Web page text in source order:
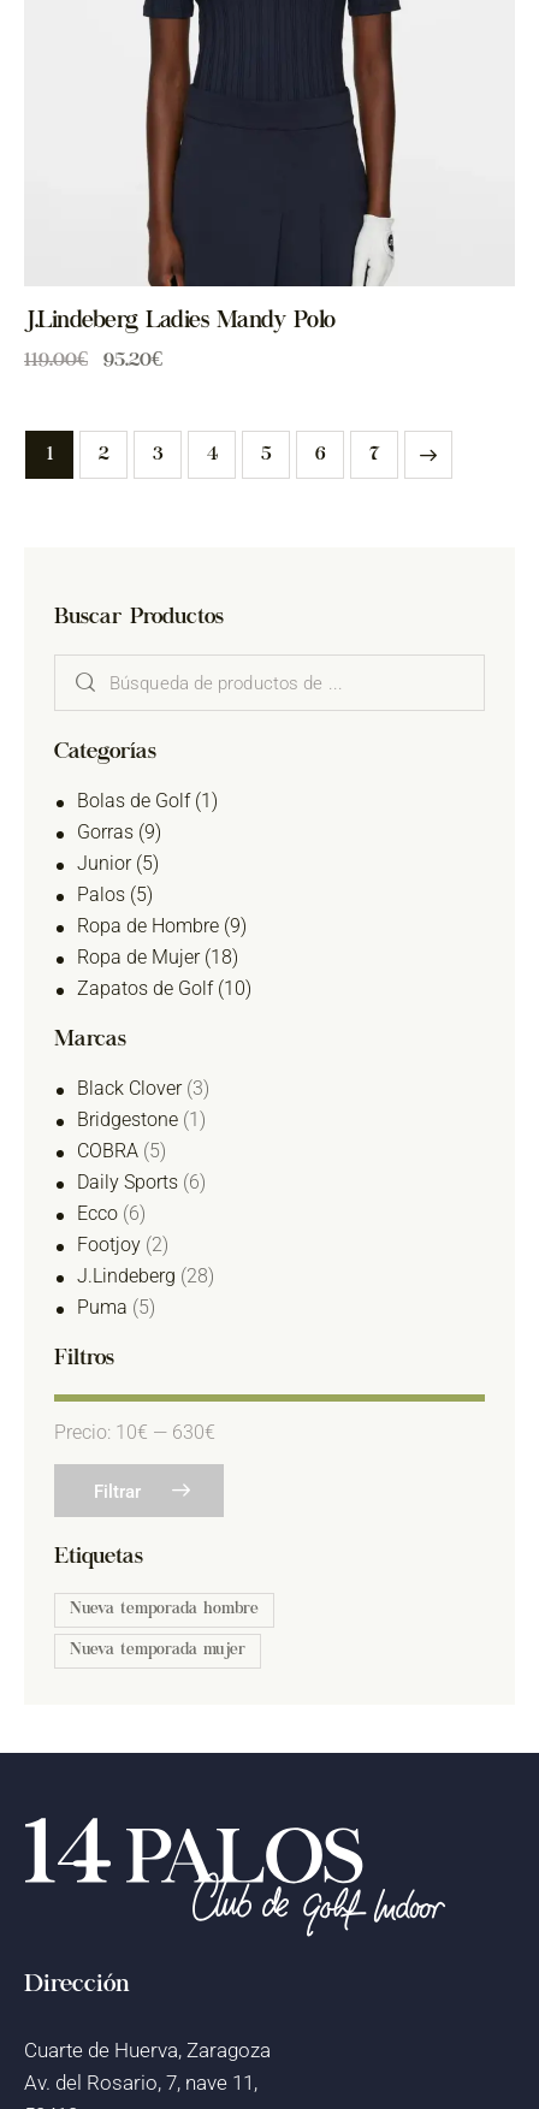
J.Lindeberg Ladies Mandy Polo
119.00€ 95.20€
1 2 3 4 5 6 7
→
Buscar Productos
Categorías
Bolas de Golf (1)
Gorras (9)
Junior (5)
Palos (5)
Ropa de Hombre (9)
Ropa de Mujer (18)
Zapatos de Golf (10)
Marcas
Black Clover (3)
Bridgestone (1)
COBRA (5)
Daily Sports (6)
Ecco (6)
Footjoy (2)
J.Lindeberg (28)
Puma (5)
Filtros
Filtrar
Precio: 10€ — 630€
Etiquetas
Nueva temporada hombre
Nueva temporada mujer
Dirección
Cuarte de Huerva, Zaragoza
Av. del Rosario, 7, nave 11,